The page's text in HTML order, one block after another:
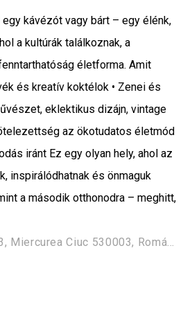
kávézót vagy bárt – egy élénk,
a kultúrák találkoznak, a
életforma. Amit
és kreatív koktélok • Zenei és
eklektikus dizájn, vintage
az ökotudatos életmód
iránt Ez egy olyan hely, ahol az
inspirálódhatnak és önmaguk
a második otthonodra – meghitt,
Strada Petőfi Sándor 33, Miercurea Ciuc 530003, Románia